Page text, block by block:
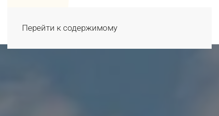
Перейти к содержимому